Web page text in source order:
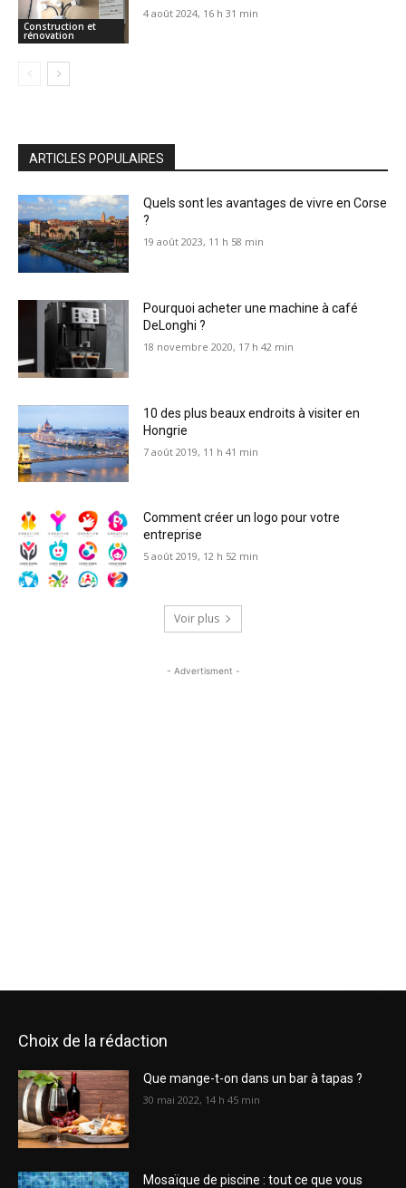
Construction et
rénovation
4 août 2024, 16 h 31 min
ARTICLES POPULAIRES
Quels sont les avantages de vivre en Corse
?
19 août 2023, 11 h 58 min
Pourquoi acheter une machine à café
DeLonghi ?
18 novembre 2020, 17 h 42 min
10 des plus beaux endroits à visiter en
Hongrie
7 août 2019, 11 h 41 min
Comment créer un logo pour votre
entreprise
5 août 2019, 12 h 52 min
Voir plus
- Advertisment -
Choix de la rédaction
Que mange-t-on dans un bar à tapas ?
30 mai 2022, 14 h 45 min
Mosaïque de piscine : tout ce que vous